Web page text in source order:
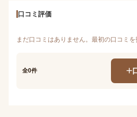
口コミ評価
まだ口コミはありません。最初の口コミ
全0件